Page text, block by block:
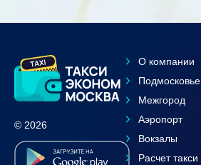
© 2026
О компании
Подмосковье
Межгород
Аэропорт
Вокзалы
Расчет такси